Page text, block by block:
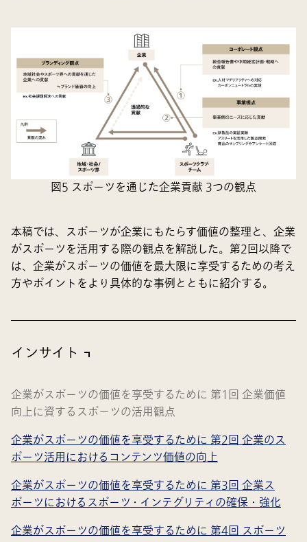
図5 スポーツを通じた企業貢献 3つの観点
本稿では、スポーツが企業にもたらす価値の整理と、企業
がスポーツを活用する際の観点を解説した。第2回以降で
は、企業がスポーツの価値を最大限に享受するための考え
方やポイントをより具体的な事例とともに紹介する。
インサイト
企業がスポーツの価値を享受するために 第1回 企業価値
向上に資するスポーツの活用観点
企業がスポーツの価値を享受するために 第2回 企業のス
ポーツ活用におけるコンテンツ価値の向上
企業がスポーツの価値を享受するために 第3回 企業ス
ポーツにおけるスポーツ・インテグリティの確保・強化
企業がスポーツの価値を享受するために 第4回 スポーツ